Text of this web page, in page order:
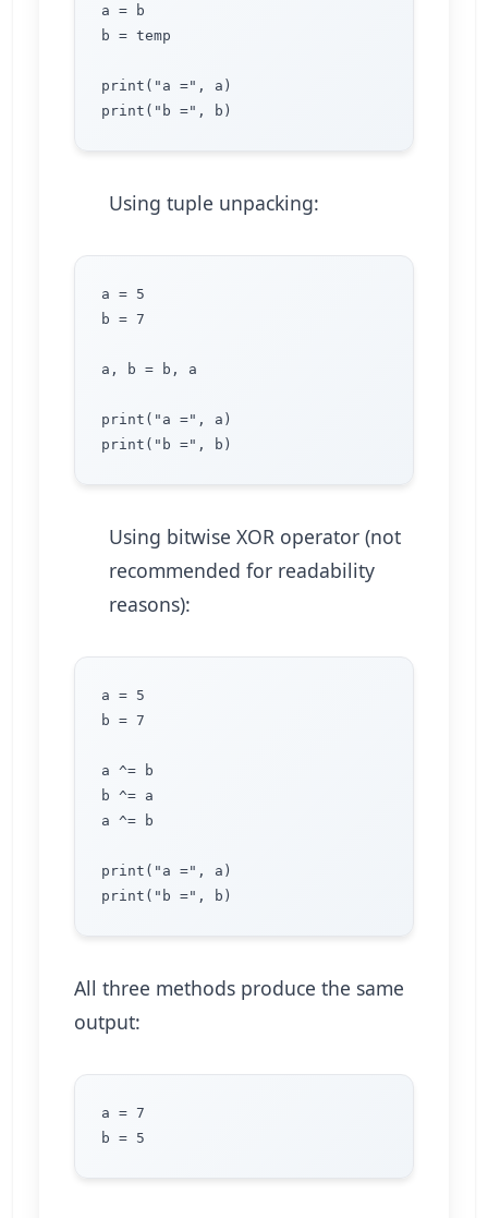
a = b
b = temp
print("a =", a)
Using tuple unpacking:
a = 5
b = 7
a, b = b, a
print("a =", a)
Using bitwise XOR operator (not
recommended for readability
reasons):
a = 5
b = 7
a ^= b
b ^= a
a ^= b
print("a =", a)
All three methods produce the same
output:
a = 7